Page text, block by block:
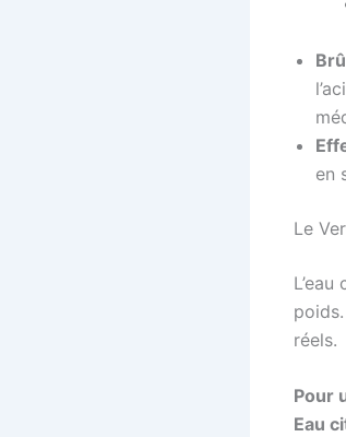
en
Le
réels.
Pour
Eau